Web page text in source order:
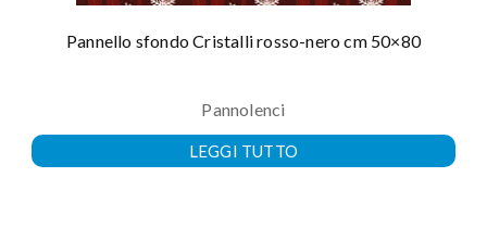
Pannello sfondo Cristalli rosso-nero cm 50×80
Pannolenci
LEGGI TUTTO